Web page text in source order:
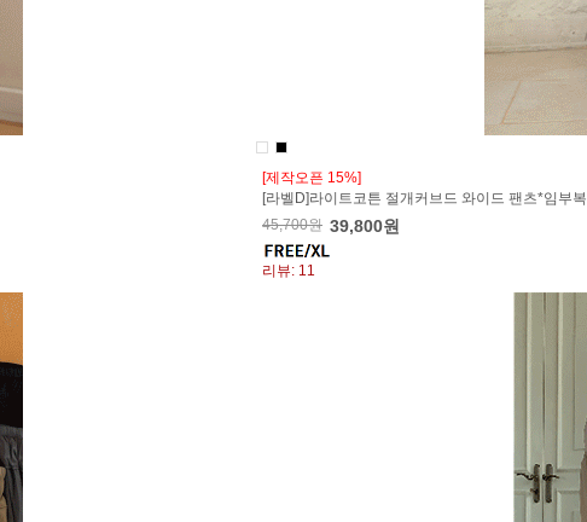
[제작오픈 15%]
[라벨D]라이트코튼 절개커브드 와이드 팬츠*임부복
45,700원 39,800원
리뷰: 11